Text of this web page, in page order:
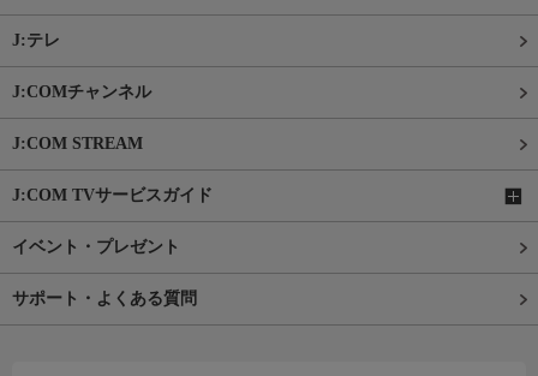
J:テレ
J:COMチャンネル
J:COM STREAM
J:COM TVサービスガイド
イベント・プレゼント
サポート・よくある質問